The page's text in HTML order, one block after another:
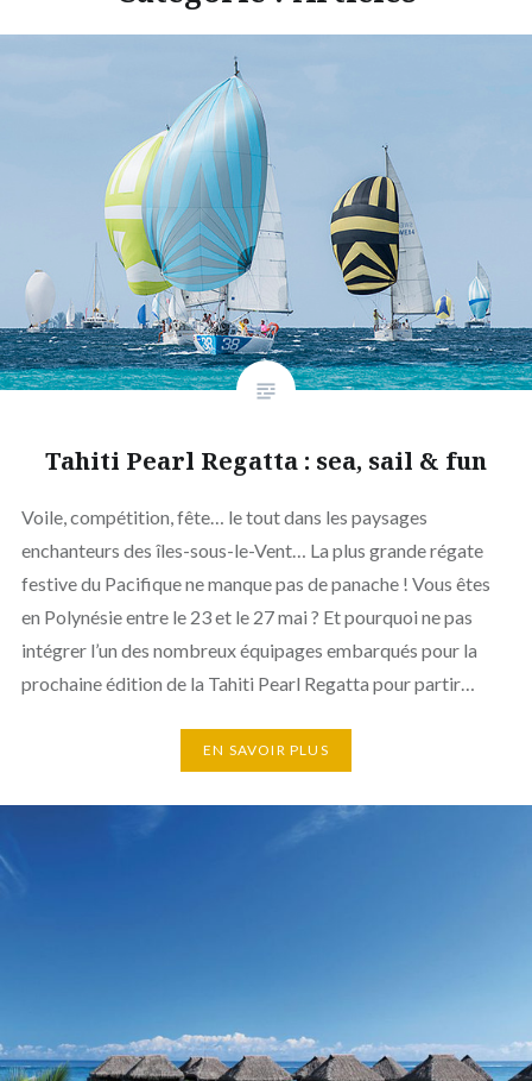
Tahiti Pearl Regatta : sea, sail & fun
Voile, compétition, fête… le tout dans les paysages
enchanteurs des îles-sous-le-Vent… La plus grande régate
festive du Pacifique ne manque pas de panache ! Vous êtes
en Polynésie entre le 23 et le 27 mai ? Et pourquoi ne pas
intégrer l’un des nombreux équipages embarqués pour la
prochaine édition de la Tahiti Pearl Regatta pour partir…
EN SAVOIR PLUS